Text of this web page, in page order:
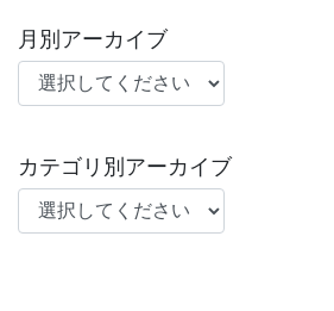
月別アーカイブ
カテゴリ別アーカイブ